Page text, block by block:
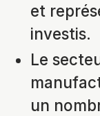
et
investis.
Le
un